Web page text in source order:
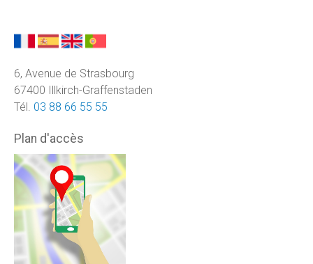
6, Avenue de Strasbourg
67400 Illkirch-Graffenstaden
Tél. 03 88 66 55 55
Plan d'accès